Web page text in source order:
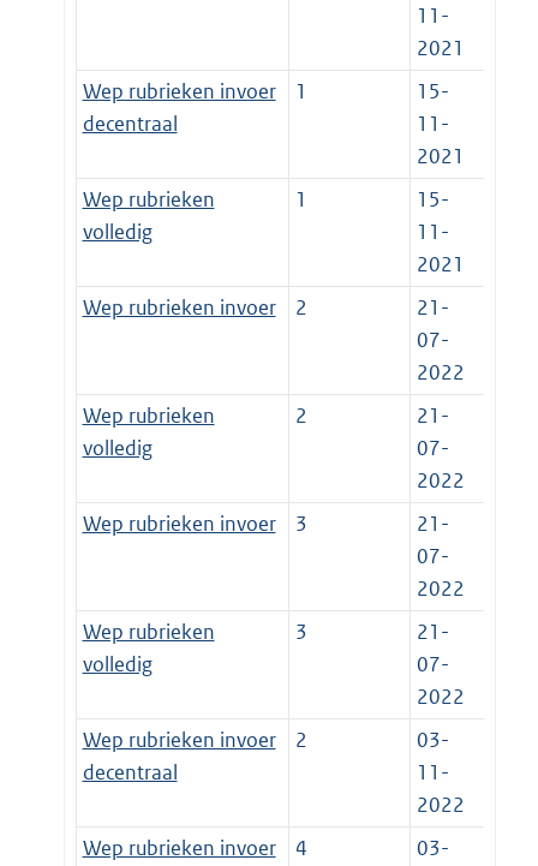
11-
2021
Wep rubrieken invoer
decentraal
1
15-
11-
2021
Wep rubrieken
volledig
1
15-
11-
2021
Wep rubrieken invoer
2
21-
07-
2022
Wep rubrieken
volledig
2
21-
07-
2022
Wep rubrieken invoer
3
21-
07-
2022
Wep rubrieken
volledig
3
21-
07-
2022
Wep rubrieken invoer
decentraal
2
03-
11-
2022
Wep rubrieken invoer
4
03-